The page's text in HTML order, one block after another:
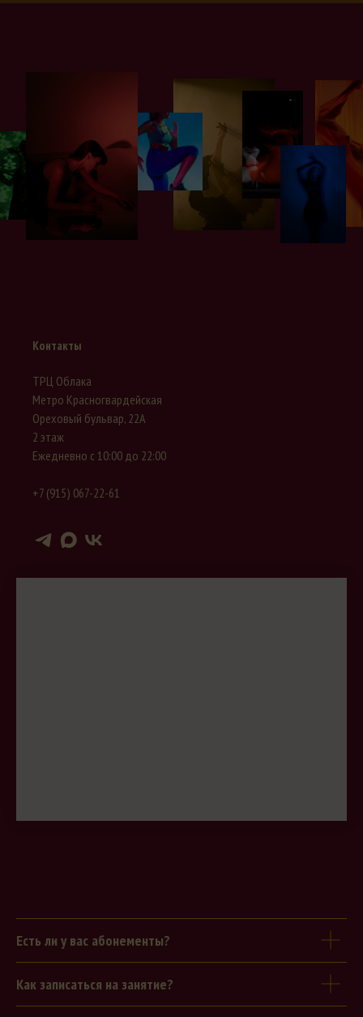
Контакты
ТРЦ Облака
Метро Красногвардейская
Ореховый бульвар, 22А
2 этаж
Ежедневно с 10:00 до 22:00
+7 (915) 067-22-61
Есть ли у вас абонементы?
Как записаться на занятие?